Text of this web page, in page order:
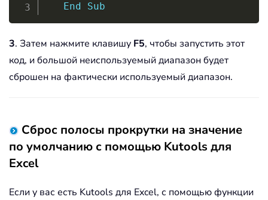
End
Sub
3. Затем нажмите клавишу F5, чтобы запустить этот
код, и большой неиспользуемый диапазон будет
сброшен на фактически используемый диапазон.
Сброс полосы прокрутки на значение
по умолчанию с помощью Kutools для
Excel
Если у вас есть Kutools для Excel, с помощью функции